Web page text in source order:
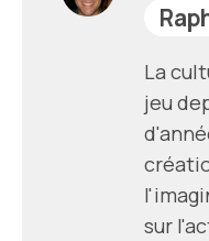
La
jeu
sur